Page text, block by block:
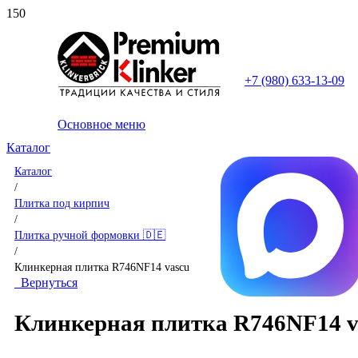
+7 (980) 633-13-09
Основное меню
Каталог
Каталог
/
Плитка под кирпич
/
Плитка ручной формовки 🇩🇪
/
Клинкерная плитка R746NF14 vascu
Вернуться
Клинкерная плитка R746NF14